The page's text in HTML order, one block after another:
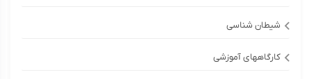
شیطان شناسی
کارگاههای آموزشی